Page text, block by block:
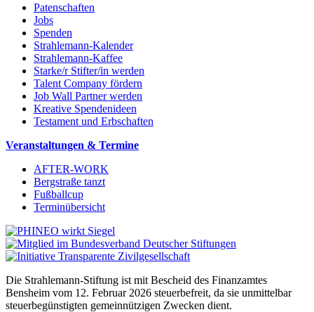
Patenschaften
Jobs
Spenden
Strahlemann-Kalender
Strahlemann-Kaffee
Starke/r Stifter/in werden
Talent Company fördern
Job Wall Partner werden
Kreative Spendenideen
Testament und Erbschaften
Veranstaltungen & Termine
AFTER-WORK
Bergstraße tanzt
Fußballcup
Terminübersicht
Die Strahlemann-Stiftung ist mit Bescheid des Finanzamtes
Bensheim vom 12. Februar 2026 steuerbefreit, da sie unmittelbar
steuerbegünstigten gemeinnützigen Zwecken dient.